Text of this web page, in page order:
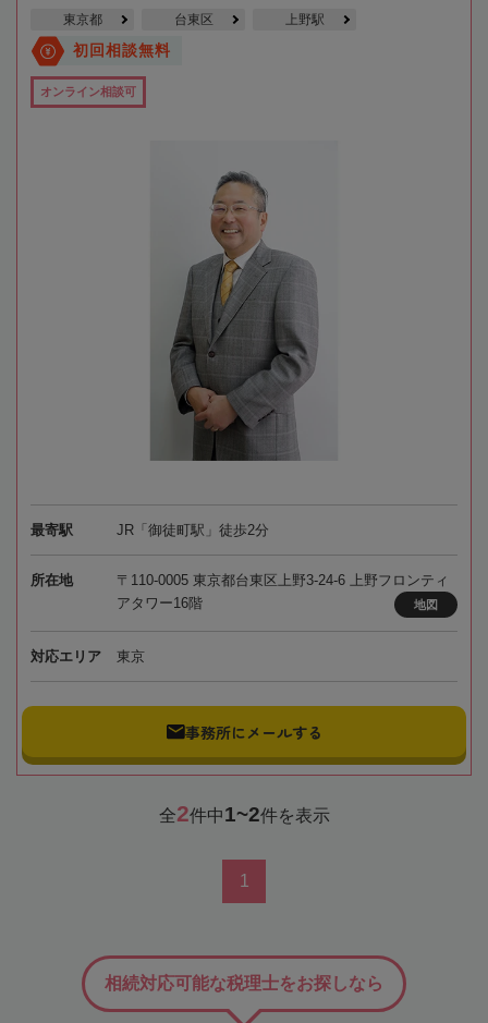
東京都 台東区 上野駅
初回相談無料
オンライン相談可
最寄駅 JR「御徒町駅」徒歩2分
所在地
〒110-0005 東京都台東区上野3-24-6 上野フロンティ
アタワー16階
地図
対応エリア 東京
事務所にメールする
全2件中1~2件を表示
1
相続対応可能な税理士をお探しなら